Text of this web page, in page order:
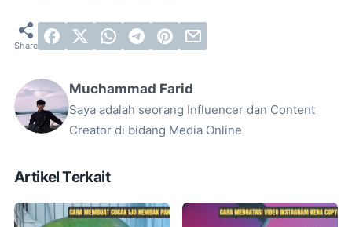
Muchammad Farid
Saya adalah seorang Influencer dan Content
Creator di bidang Media Online
Artikel Terkait